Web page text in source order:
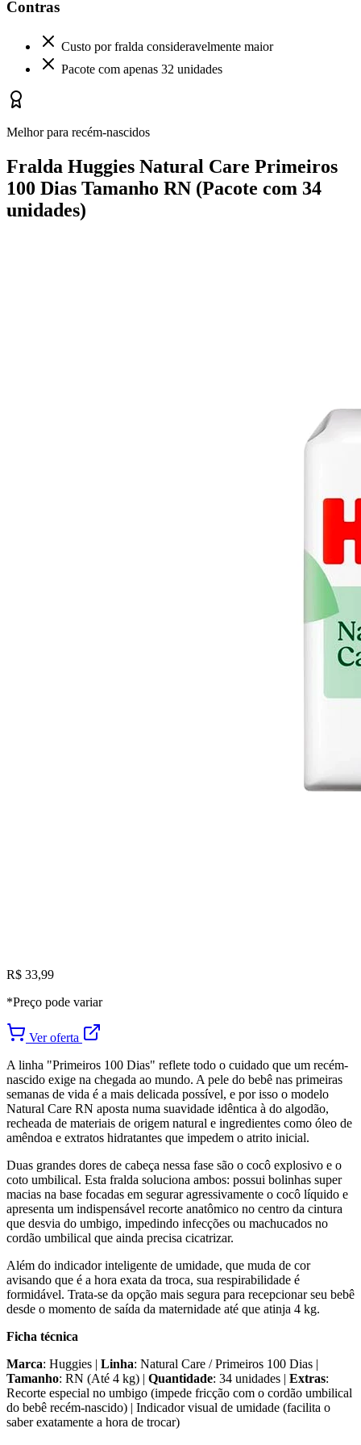
Contras
Custo por fralda consideravelmente maior
Pacote com apenas 32 unidades
Melhor para recém-nascidos
Fralda Huggies Natural Care Primeiros
100 Dias Tamanho RN (Pacote com 34
unidades)
R$ 33,99
*Preço pode variar
Ver oferta
A linha "Primeiros 100 Dias" reflete todo o cuidado que um recém-
nascido exige na chegada ao mundo. A pele do bebê nas primeiras
semanas de vida é a mais delicada possível, e por isso o modelo
Natural Care RN aposta numa suavidade idêntica à do algodão,
recheada de materiais de origem natural e ingredientes como óleo de
amêndoa e extratos hidratantes que impedem o atrito inicial.
Duas grandes dores de cabeça nessa fase são o cocô explosivo e o
coto umbilical. Esta fralda soluciona ambos: possui bolinhas super
macias na base focadas em segurar agressivamente o cocô líquido e
apresenta um indispensável recorte anatômico no centro da cintura
que desvia do umbigo, impedindo infecções ou machucados no
cordão umbilical que ainda precisa cicatrizar.
Além do indicador inteligente de umidade, que muda de cor
avisando que é a hora exata da troca, sua respirabilidade é
formidável. Trata-se da opção mais segura para recepcionar seu bebê
desde o momento de saída da maternidade até que atinja 4 kg.
Ficha técnica
Marca: Huggies | Linha: Natural Care / Primeiros 100 Dias |
Tamanho: RN (Até 4 kg) | Quantidade: 34 unidades | Extras:
Recorte especial no umbigo (impede fricção com o cordão umbilical
do bebê recém-nascido) | Indicador visual de umidade (facilita o
saber exatamente a hora de trocar)